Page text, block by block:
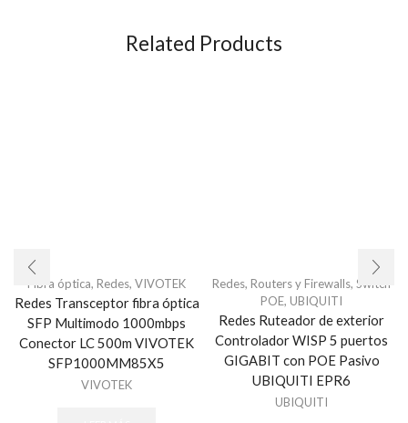
Related Products
Fibra óptica, Redes, VIVOTEK
Redes Transceptor fibra óptica
SFP Multimodo 1000mbps
Conector LC 500m VIVOTEK
SFP1000MM85X5
VIVOTEK
Redes, Routers y Firewalls, Switch
POE, UBIQUITI
Redes Ruteador de exterior
Controlador WISP 5 puertos
GIGABIT con POE Pasivo
UBIQUITI EPR6
UBIQUITI